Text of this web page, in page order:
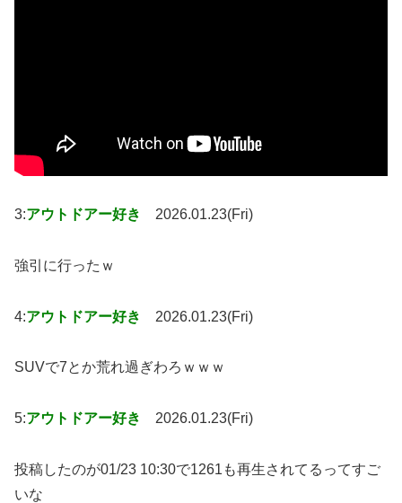
3:アウトドアー好き 2026.01.23(Fri)
強引に行ったｗ
4:アウトドアー好き 2026.01.23(Fri)
SUVで7とか荒れ過ぎわろｗｗｗ
5:アウトドアー好き 2026.01.23(Fri)
投稿したのが01/23 10:30で1261も再生されてるってすご
いな